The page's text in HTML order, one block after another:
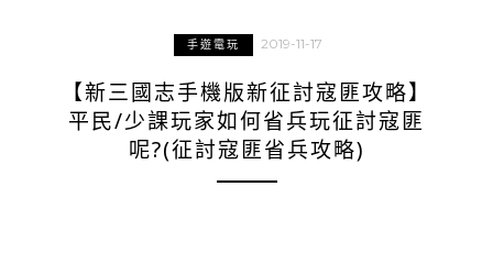
手遊電玩 2019-11-17
【新三國志手機版新征討寇匪攻略】
平民/少課玩家如何省兵玩征討寇匪
呢?(征討寇匪省兵攻略)